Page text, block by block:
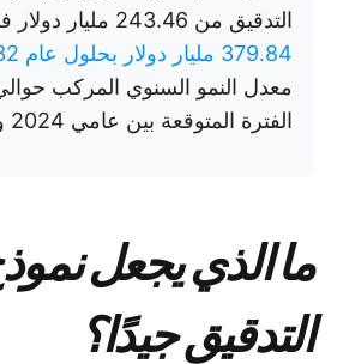
التدقيق من 243.46 مليار دولار في عام 2023 إلى
379.84 مليار دولار بحلول عام 2032
الفترة المتوقعة بين عامي 2024 و 2032.
ما الذي يجعل
التدقيق جيدًا؟